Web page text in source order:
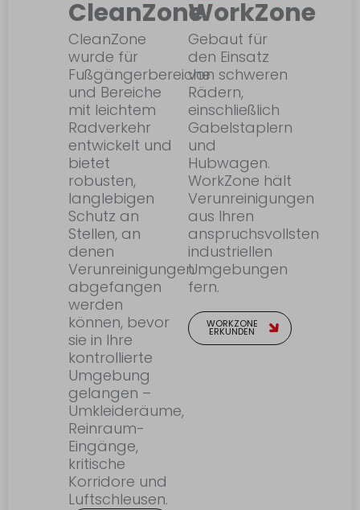
CleanZone
CleanZone
wurde für
Fußgängerbereiche
und Bereiche
mit leichtem
Radverkehr
entwickelt und
bietet
robusten,
langlebigen
Schutz an
Stellen, an
denen
Verunreinigungen
abgefangen
werden
können, bevor
sie in Ihre
kontrollierte
Umgebung
gelangen –
Umkleideräume,
Reinraum-
Eingänge,
kritische
Korridore und
Luftschleusen.
WorkZone
Gebaut für
den Einsatz
von schweren
Rädern,
einschließlich
Gabelstaplern
und
Hubwagen.
WorkZone hält
Verunreinigungen
aus Ihren
anspruchsvollsten
industriellen
Umgebungen
fern.
WORKZONE
ERKUNDEN